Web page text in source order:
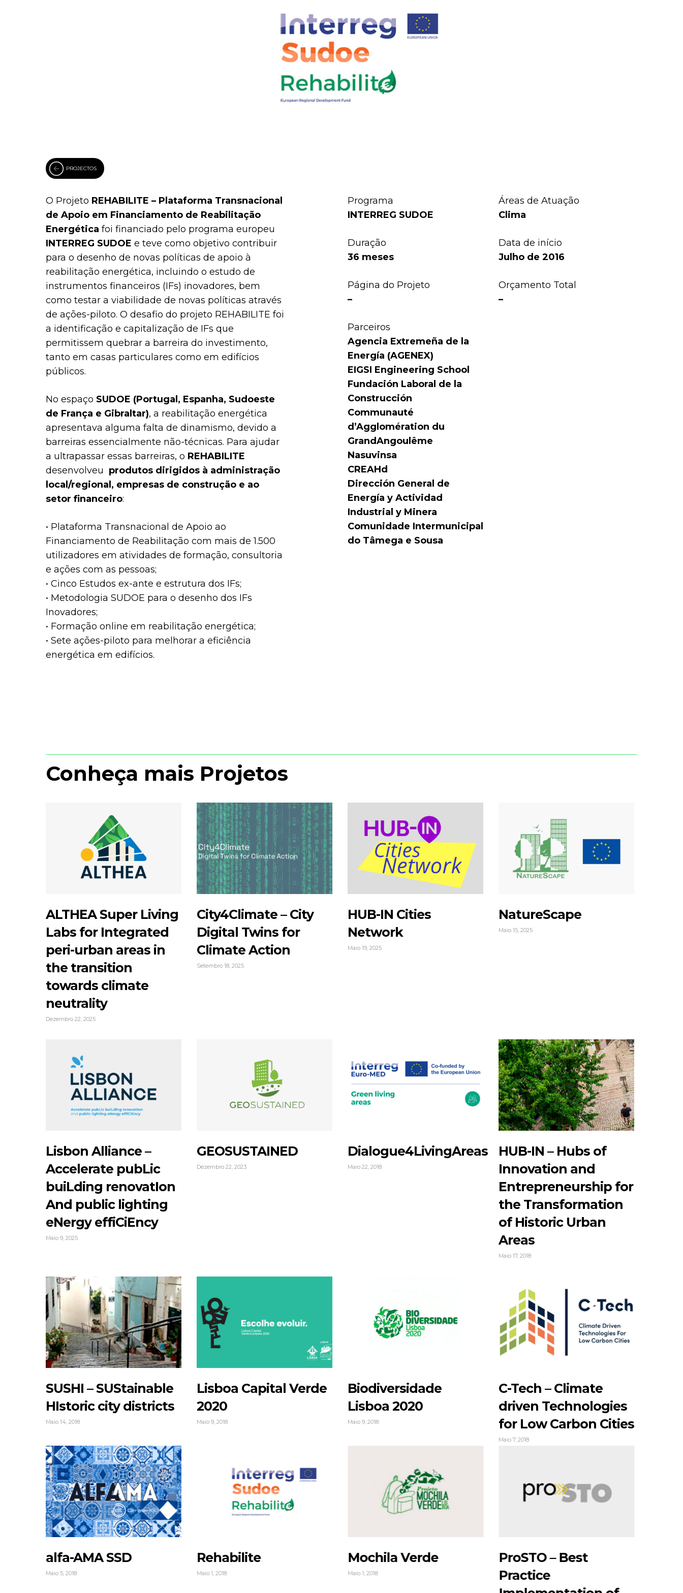
PROJECTOS
O Projeto REHABILITE – Plataforma Transnacional
de Apoio em Financiamento de Reabilitação
Energética foi financiado pelo programa europeu
INTERREG SUDOE e teve como objetivo contribuir
para o desenho de novas políticas de apoio à
reabilitação energética, incluindo o estudo de
instrumentos financeiros (IFs) inovadores, bem
como testar a viabilidade de novas políticas através
de ações-piloto. O desafio do projeto REHABILITE foi
a identificação e capitalização de IFs que
permitissem quebrar a barreira do investimento,
tanto em casas particulares como em edifícios
públicos.
No espaço SUDOE (Portugal, Espanha, Sudoeste
de França e Gibraltar), a reabilitação energética
apresentava alguma falta de dinamismo, devido a
barreiras essencialmente não-técnicas. Para ajudar
a ultrapassar essas barreiras, o REHABILITE
desenvolveu produtos dirigidos à administração
local/regional, empresas de construção e ao
setor financeiro:
• Plataforma Transnacional de Apoio ao
Financiamento de Reabilitação com mais de 1.500
utilizadores em atividades de formação, consultoria
e ações com as pessoas;
• Cinco Estudos ex-ante e estrutura dos IFs;
• Metodologia SUDOE para o desenho dos IFs
Inovadores;
• Formação online em reabilitação energética;
• Sete ações-piloto para melhorar a eficiência
energética em edifícios.
Programa
INTERREG SUDOE
Duração
36 meses
Página do Projeto
–
Parceiros
Agencia Extremeña de la
Energía (AGENEX)
EIGSI Engineering School
Fundación Laboral de la
Construcción
Communauté
d’Agglomération du
GrandAngoulême
Nasuvinsa
CREAHd
Dirección General de
Energía y Actividad
Industrial y Minera
Comunidade Intermunicipal
do Tâmega e Sousa
Áreas de Atuação
Clima
Data de início
Julho de 2016
Orçamento Total
–
Conheça mais Projetos
ALTHEA Super Living
Labs for Integrated
peri-urban areas in
the transition
towards climate
neutrality
Dezembro 22, 2025
City4Climate – City
Digital Twins for
Climate Action
Setembro 18, 2025
HUB-IN Cities
Network
Maio 19, 2025
NatureScape
Maio 15, 2025
Lisbon Alliance –
Accelerate pubLic
buiLding renovatIon
And public lighting
eNergy effiCiEncy
Maio 9, 2025
GEOSUSTAINED
Dezembro 22, 2023
Dialogue4LivingAreas
Maio 22, 2018
HUB-IN – Hubs of
Innovation and
Entrepreneurship for
the Transformation
of Historic Urban
Areas
Maio 17, 2018
SUSHI – SUStainable
HIstoric city districts
Maio 14, 2018
Lisboa Capital Verde
2020
Maio 9, 2018
Biodiversidade
Lisboa 2020
Maio 9, 2018
C-Tech – Climate
driven Technologies
for Low Carbon Cities
Maio 7, 2018
alfa-AMA SSD
Maio 5, 2018
Rehabilite
Maio 1, 2018
Mochila Verde
Maio 1, 2018
ProSTO – Best
Practice